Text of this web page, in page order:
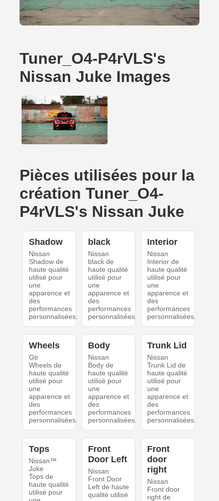
Tuner_O4-P4rVLS's
Nissan Juke Images
Pièces utilisées pour la
création Tuner_O4-
P4rVLS's Nissan Juke
Shadow
Nissan
Shadow de
haute qualité
utilisé pour
une
apparence et
des
performances
personnalisées.
black
Nissan
black de
haute qualité
utilisé pour
une
apparence et
des
performances
personnalisées.
Interior
Nissan
Interior de
haute qualité
utilisé pour
une
apparence et
des
performances
personnalisées.
Wheels
Gtr
Wheels de
haute qualité
utilisé pour
une
apparence et
des
performances
personnalisées.
Body
Nissan
Body de
haute qualité
utilisé pour
une
apparence et
des
performances
personnalisées.
Trunk Lid
Nissan
Trunk Lid de
haute qualité
utilisé pour
une
apparence et
des
performances
personnalisées.
Tops
Nissan™
Juke
Tops de
haute qualité
utilisé pour
Front
Door Left
Nissan
Front Door
Left de haute
qualité utilisé
Front
door
right
Nissan
Front door
right de